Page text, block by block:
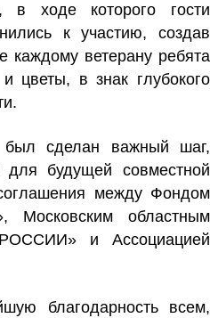
в ходе которого гости
к участию, создав
ветерану ребята
цветы, в знак глубокого
был сделан важный шаг,
будущей совместной
между Фондом
Московским областным
и Ассоциацией
благодарность всем,